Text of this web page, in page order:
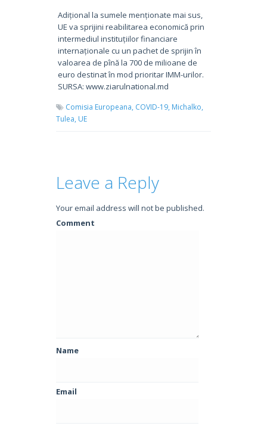
Adițional la sumele menționate mai sus,
UE va sprijini reabilitarea economică prin
intermediul instituțiilor financiare
internaționale cu un pachet de sprijin în
valoarea de pînă la 700 de milioane de
euro destinat în mod prioritar IMM-urilor.
SURSA: www.ziarulnational.md
Comisia Europeana, COVID-19, Michalko,
Tulea, UE
Leave a Reply
Your email address will not be published.
Comment
Name
Email